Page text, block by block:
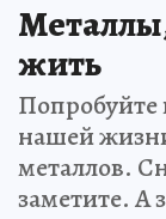
жить
Попробуйте
нашей
металлов.
заметите. А